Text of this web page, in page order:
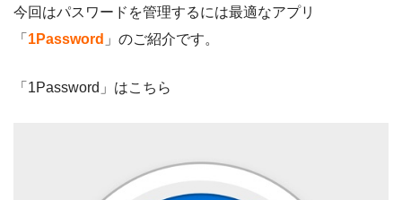
今回はパスワードを管理するには最適なアプリ
「 1Password 」のご紹介です。
「1Password」はこちら